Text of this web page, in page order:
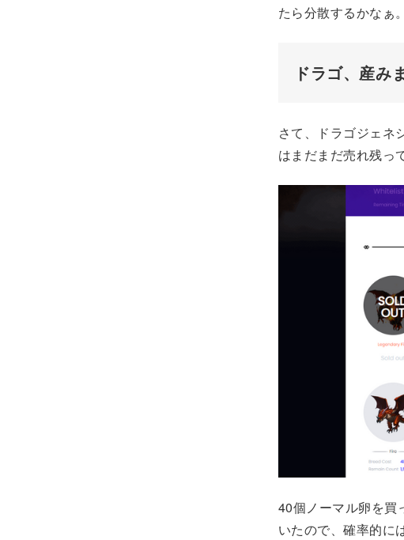
たら分散するかなぁ
ドラゴ、産み
さて、ドラゴジェネ
はまだまだ売れ残っ
40個ノーマル卵を買
いたので、確率的に